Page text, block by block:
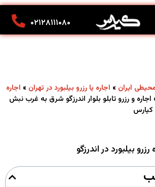
۰۲۱۲۸۱۱۱۰۸۰
ایران » اجاره یا رزرو بیلبورد در تهران » اجاره
اجاره و رزرو تابلو بلوار اندرزگو شرق به غرب نبش
کیارس
رزرو بیلبورد در اندرزگو